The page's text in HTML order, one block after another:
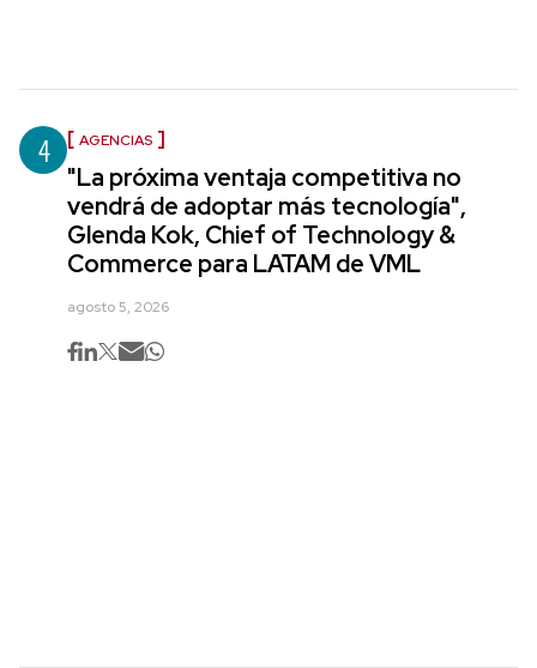
4 AGENCIAS
"La próxima ventaja competitiva no
vendrá de adoptar más tecnología",
Glenda Kok, Chief of Technology &
Commerce para LATAM de VML
agosto 5, 2026